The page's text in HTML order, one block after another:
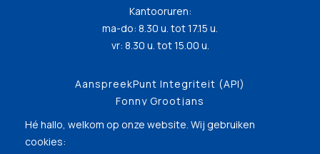
Kantooruren:
ma-do: 8.30 u. tot 17.15 u.
vr: 8.30 u. tot 15.00 u.
AanspreekPunt Integriteit (API)
Fonny Grootjans
Hé hallo, welkom op onze website. Wij gebruiken
cookies: